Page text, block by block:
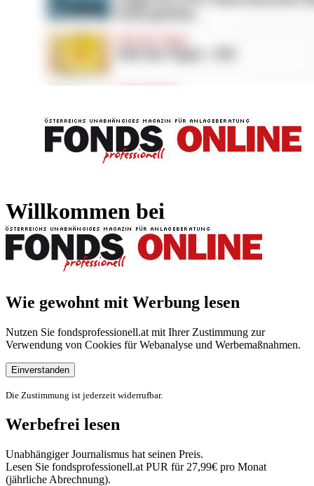
Willkommen bei
Wie gewohnt mit Werbung lesen
Nutzen Sie fondsprofessionell.at mit Ihrer Zustimmung zur
Verwendung von Cookies für Webanalyse und Werbemaßnahmen.
Einverstanden
Die Zustimmung ist jederzeit widerrufbar.
Werbefrei lesen
Unabhängiger Journalismus hat seinen Preis.
Lesen Sie fondsprofessionell.at PUR für 27,99€ pro Monat
(jährliche Abrechnung).